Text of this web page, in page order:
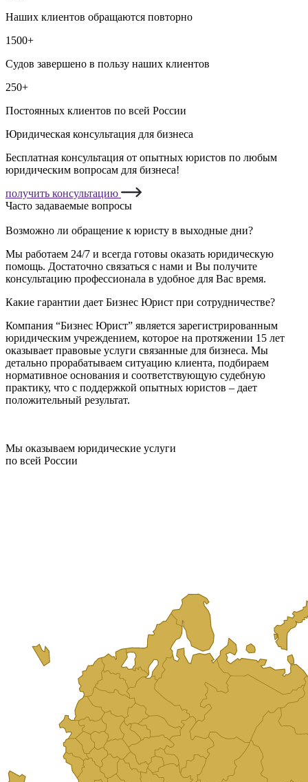
Наших клиентов обращаются повторно
1500+
Судов завершено в пользу наших клиентов
250+
Постоянных клиентов по всей России
Юридическая консультация для бизнеса
Бесплатная консультация от опытных юристов по любым
юридическим вопросам для бизнеса!
получить консультацию
Часто задаваемые вопросы
Возможно ли обращение к юристу в выходные дни?
Мы работаем 24/7 и всегда готовы оказать юридическую
помощь. Достаточно связаться с нами и Вы получите
консультацию профессионала в удобное для Вас время.
Какие гарантии дает Бизнес Юрист при сотрудничестве?
Компания “Бизнес Юрист” является зарегистрированным
юридическим учреждением, которое на протяжении 15 лет
оказывает правовые услуги связанные для бизнеса. Мы
детально прорабатываем ситуацию клиента, подбираем
нормативное основания и соответствующую судебную
практику, что с поддержкой опытных юристов – дает
положительный результат.
Мы оказываем юридические услуги
по всей России